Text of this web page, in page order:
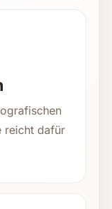
reicht dafür